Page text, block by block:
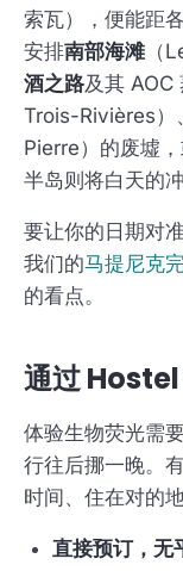
索瓦），便能距
安排南部海滩 （
酒之路及其 AOC
Trois-Rivières）、
Pierre）的废墟
半岛则将白天的
要让你的日期对
我们的马提尼克
的看点。
通过
体验生物荧光需
行往后挪一晚。
时间、住在对的
直接预订，无